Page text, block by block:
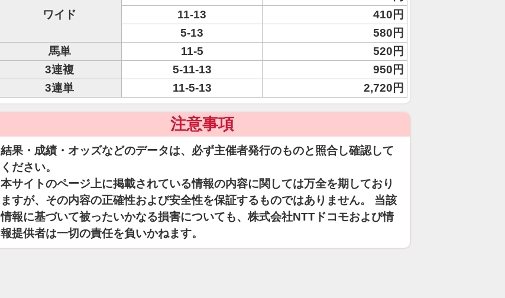
ワイド
11-13
410円
5-13
580円
馬単
11-5
520円
3連複
5-11-13
950円
3連単
11-5-13 2,720円
注意事項
結果・成績・オッズなどのデータは、必ず主催者発行のものと照合し確認して
ください。
本サイトのページ上に掲載されている情報の内容に関しては万全を期しており
ますが、その内容の正確性および安全性を保証するものではありません。 当該
情報に基づいて被ったいかなる損害についても、株式会社NTTドコモおよび情
報提供者は一切の責任を負いかねます。